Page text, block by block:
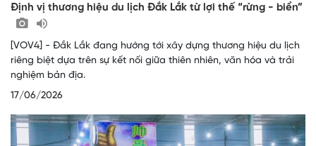
Định vị thương hiệu du lịch Đắk Lắk từ lợi thế “rừng - biển”
[VOV4] - Đắk Lắk đang hướng tới xây dựng thương hiệu du lịch
riêng biệt dựa trên sự kết nối giữa thiên nhiên, văn hóa và trải
nghiệm bản địa.
17/06/2026